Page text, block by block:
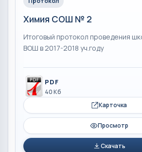
Химия СОШ № 2
Итоговый протокол проведения
ВОШ в 2017-2018 уч.году
PDF
40 Кб
Карточка
Просмотр
Скачать